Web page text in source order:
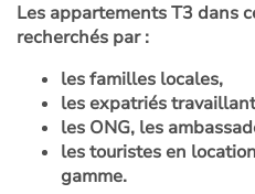
Les appartements T3 dans
recherchés par :
les familles locales,
les expatriés
les ONG, les
les touristes en
gamme.